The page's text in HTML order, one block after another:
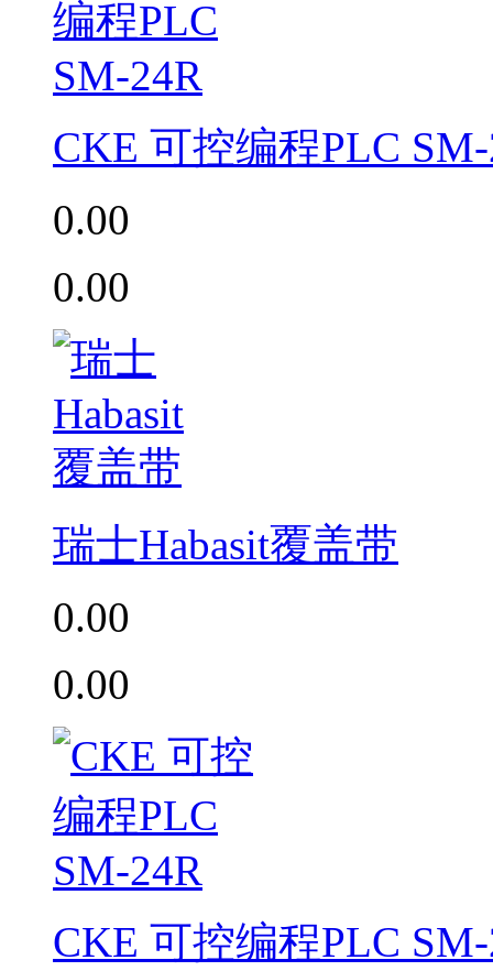
CKE 可控编程PLC
0.00
0.00
瑞士Habasit覆盖带
0.00
0.00
CKE 可控编程PLC